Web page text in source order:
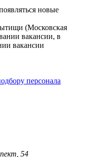
новые
(Московская
вакансии, в
вакансии
персонала
54